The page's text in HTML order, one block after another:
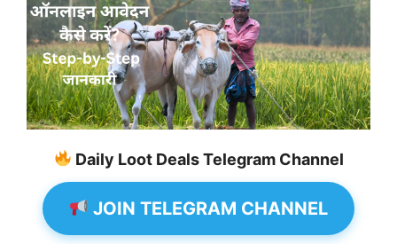
Daily Loot Deals Telegram Channel
JOIN TELEGRAM CHANNEL